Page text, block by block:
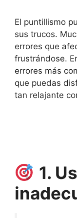
El puntillismo
sus trucos.
errores que
frustrándose.
errores más
que puedas
tan relajante
1.